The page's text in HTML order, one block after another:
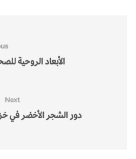
الأبعاد الروحية
Next
دور الشجر الأخضر في